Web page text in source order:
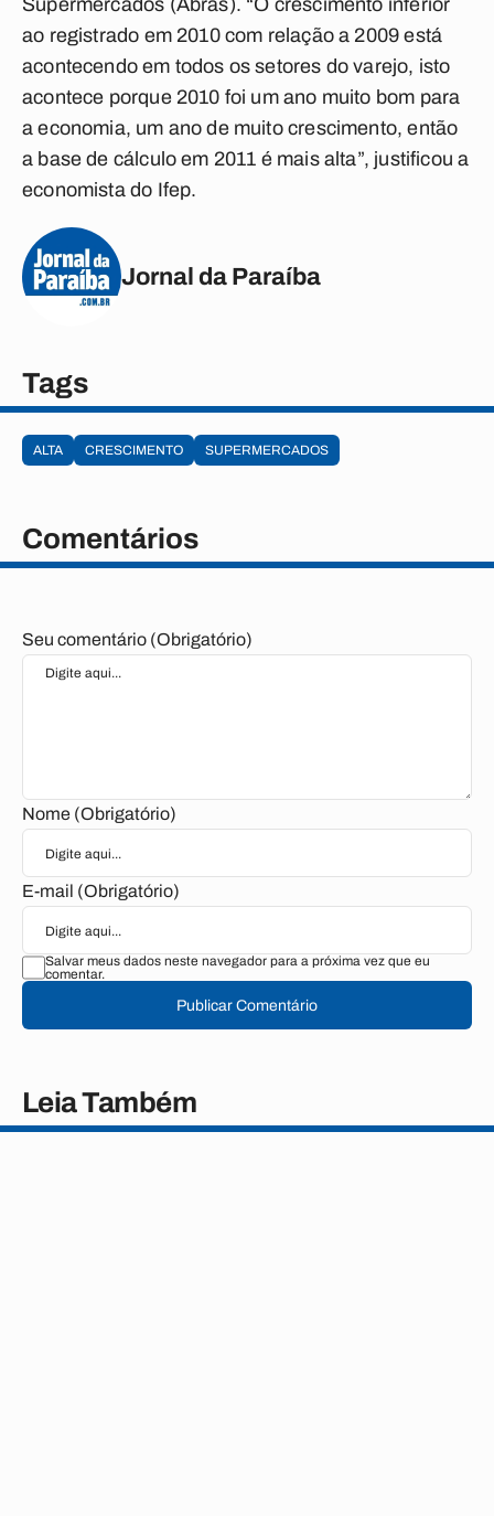
Supermercados (Abras). “O crescimento inferior
ao registrado em 2010 com relação a 2009 está
acontecendo em todos os setores do varejo, isto
acontece porque 2010 foi um ano muito bom para
a economia, um ano de muito crescimento, então
a base de cálculo em 2011 é mais alta”, justificou a
economista do Ifep.
Jornal da Paraíba
Tags
ALTA CRESCIMENTO SUPERMERCADOS
Comentários
Seu comentário (Obrigatório)
Nome (Obrigatório)
E-mail (Obrigatório)
Salvar meus dados neste navegador para a próxima vez que eu
comentar.
Publicar Comentário
Leia Também